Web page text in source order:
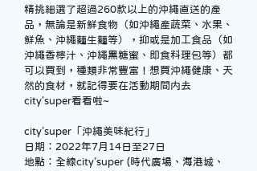
精挑細選了超過260款以上的沖繩直送的產
品，無論是新鮮食物（如沖繩產蔬菜、水果、
鮮魚、沖繩麵生麵等），抑或是加工食品（如
沖繩香檸汁、沖繩黑糖蜜、即食料理包等）都
可以買到，種類非常豐富！想買沖繩健康、天
然的食材，就記得要在活動期間内去
city’super「沖繩美味紀行」
日期：2022年7月14日至27日
地點：全線city’super (時代廣場、海港城、